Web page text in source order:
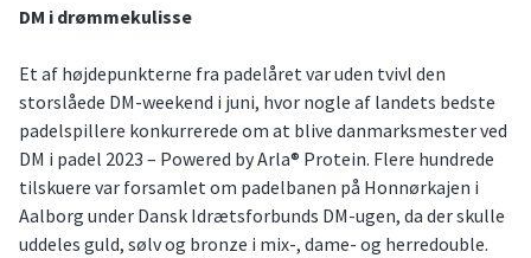
DM i drømmekulisse
Et af højdepunkterne fra padelåret var uden tvivl den
storslåede DM-weekend i juni, hvor nogle af landets bedste
padelspillere konkurrerede om at blive danmarksmester ved
DM i padel 2023 – Powered by Arla® Protein. Flere hundrede
tilskuere var forsamlet om padelbanen på Honnørkajen i
Aalborg under Dansk Idrætsforbunds DM-ugen, da der skulle
uddeles guld, sølv og bronze i mix-, dame- og herredouble.